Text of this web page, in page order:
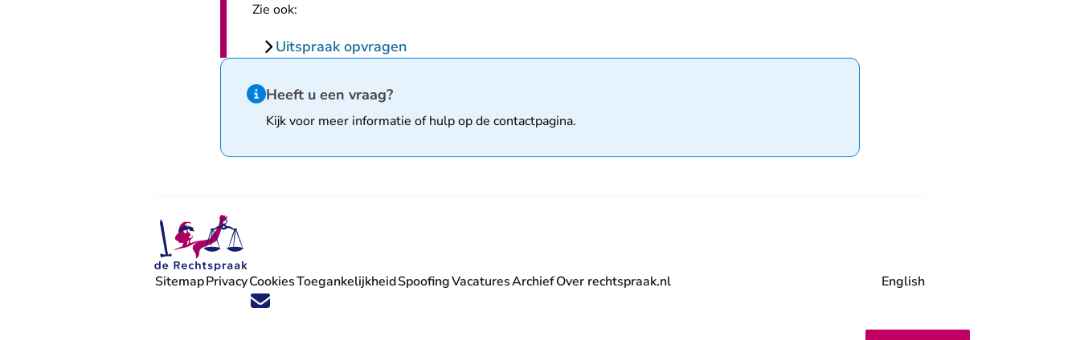
Zie ook:
Uitspraak opvragen
Hint van type informatie
Heeft u een vraag?
Kijk voor meer informatie of hulp op de contactpagina.
Volg ons op X (Twitter) - U verlaat Rechtspraak.nl
Volg ons op Facebook - U verlaat Rechtspraak.nl
Volg ons op Instagram - U verlaat Rechtspraak.nl
Volg ons op Youtube - U verlaat Rechtspraak.nl
Volg ons op LinkedIn - U verlaat Rechtspraak.nl
'Blijf op de hoogte' nieuwsbrief - U verlaat Rechtspraak.nl
SitemapPrivacyCookiesToegankelijkheidSpoofingVacatures
- U verlaat Rechtspraak.nl
ArchiefOver rechtspraak.nl English